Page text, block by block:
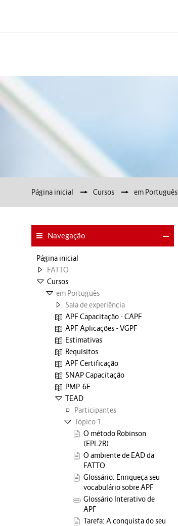
Página inicial ▶︎ Cursos ▶︎ em Português
Navegação
Página inicial
FATTO
Cursos
em Português
Sala de experiência
APF Capacitação - CAPF
APF Aplicações - VGPF
Estimativas
Requisitos
APF Certificação
SNAP Capacitação
PMP-6E
TEAD
Participantes
Tópico 1
O método Robinson
(EPL2R)
O ambiente de EAD da
FATTO
Glossário: Enriqueça seu
vocabulário sobre APF
Glossário Interativo de
APF
Tarefa: A conquista do seu